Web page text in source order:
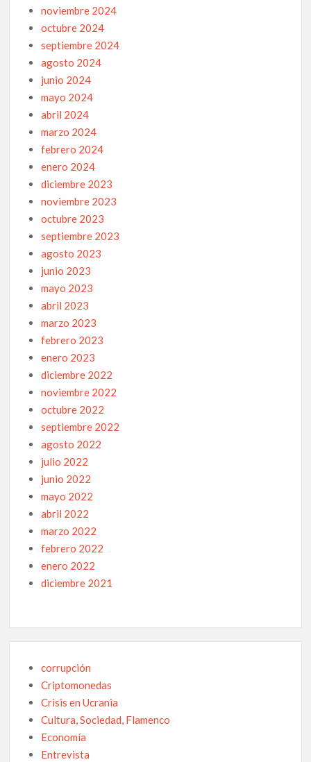
noviembre 2024
octubre 2024
septiembre 2024
agosto 2024
junio 2024
mayo 2024
abril 2024
marzo 2024
febrero 2024
enero 2024
diciembre 2023
noviembre 2023
octubre 2023
septiembre 2023
agosto 2023
junio 2023
mayo 2023
abril 2023
marzo 2023
febrero 2023
enero 2023
diciembre 2022
noviembre 2022
octubre 2022
septiembre 2022
agosto 2022
julio 2022
junio 2022
mayo 2022
abril 2022
marzo 2022
febrero 2022
enero 2022
diciembre 2021
corrupción
Criptomonedas
Crisis en Ucrania
Cultura, Sociedad, Flamenco
Economía
Entrevista